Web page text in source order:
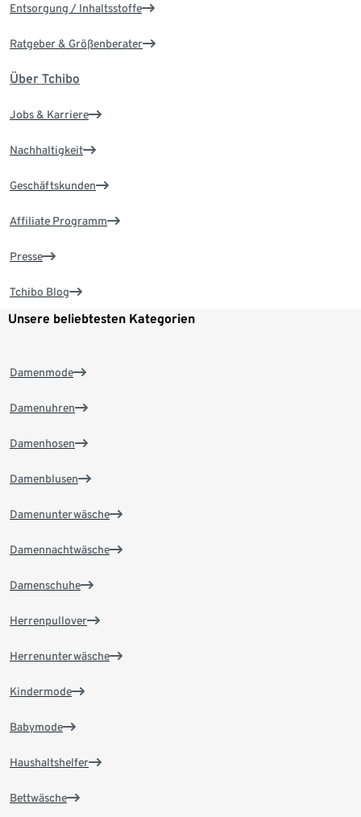
Entsorgung / Inhaltsstoffe
Ratgeber & Größenberater
Über Tchibo
Jobs & Karriere
Nachhaltigkeit
Geschäftskunden
Affiliate Programm
Presse
Tchibo Blog
Unsere beliebtesten Kategorien
Damenmode
Damenuhren
Damenhosen
Damenblusen
Damenunterwäsche
Damennachtwäsche
Damenschuhe
Herrenpullover
Herrenunterwäsche
Kindermode
Babymode
Haushaltshelfer
Bettwäsche